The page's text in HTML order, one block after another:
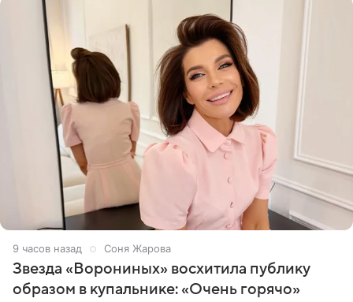
9 часов назад Соня Жарова
Звезда «Ворониных» восхитила публику
образом в купальнике: «Очень горячо»